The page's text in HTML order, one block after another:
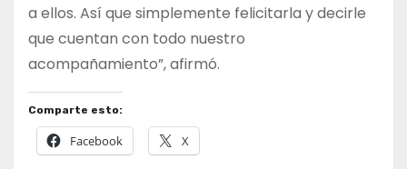
a ellos. Así que simplemente felicitarla y decirle
que cuentan con todo nuestro
acompañamiento”, afirmó.
Comparte esto:
Facebook X